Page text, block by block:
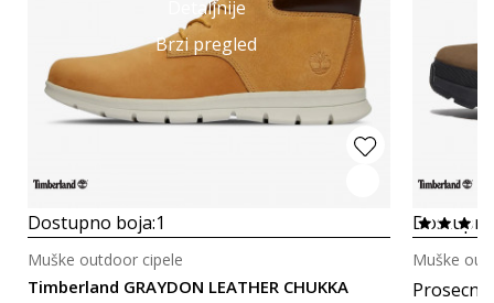
Detaljnije
Brzi pregled
Dostupno boja:1
Timberland GRAYDON LEATHER CHUKKA
Muške outdoor cipele Muške